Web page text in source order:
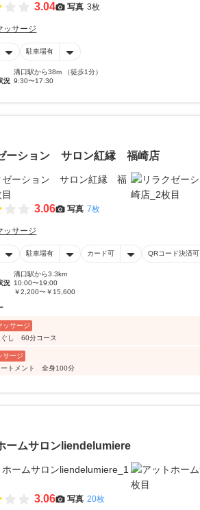
3.04 写真 3枚
ッサージ
駐車場有
溝口駅から38m （徒歩1分）
況 9:30〜17:30
ーション サロン紅縁 福崎店
3.06 写真 7枚
ッサージ
駐車場有 カード可 QRコード決済可
溝口駅から3.3km
況 10:00〜19:00
￥2,200〜￥15,600
ッサージ
ぐし 60分コース
サージ
ートメント 全身100分
ームサロンliendelumiere
3.06 写真 20枚